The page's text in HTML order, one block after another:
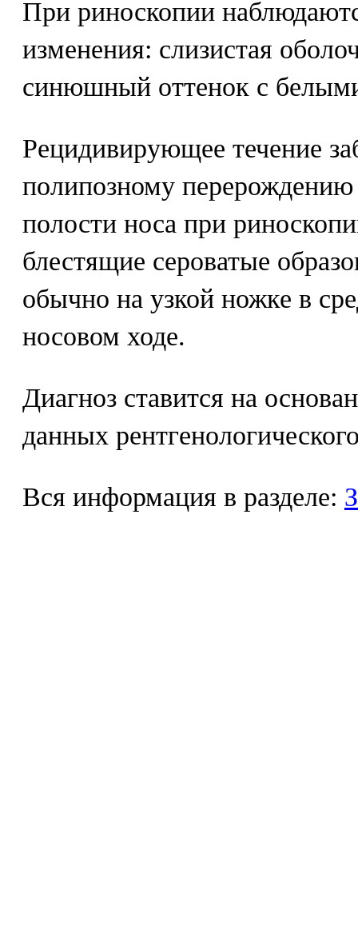
При риноскопии
изменения: слизистая
синюшный оттенок с
Рецидивирующее течение
полипозному
полости носа при
блестящие сероватые
обычно на узкой ножке в
носовом ходе.
Диагноз ставится на
данных
Вся информация в разделе: